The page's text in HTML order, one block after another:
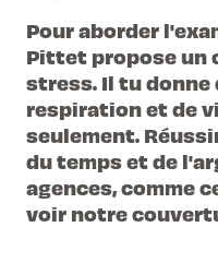
Pour aborder
Pittet propose un
stress. Il tu donne
respiration et de
seulement.
du temps et de
agences, comme
voir notre